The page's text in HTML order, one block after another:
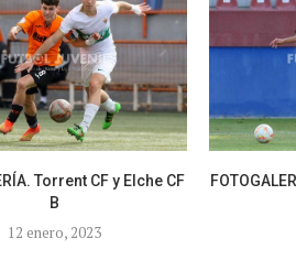
Torrent CF y Elche CF
B
12 enero, 2023